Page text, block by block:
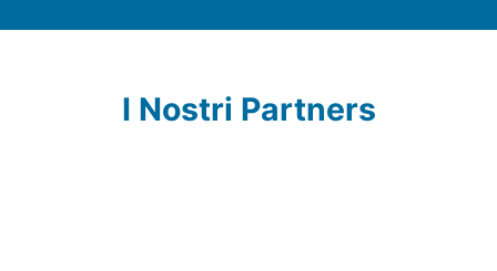
I Nostri Partners